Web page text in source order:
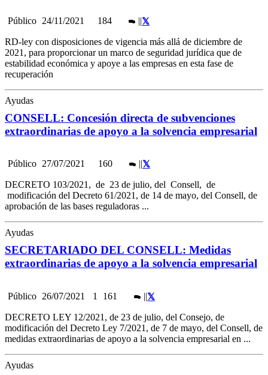
Público 24/11/2021 184 ||
RD-ley con disposiciones de vigencia más allá de diciembre de
2021, para proporcionar un marco de seguridad jurídica que de
estabilidad económica y apoye a las empresas en esta fase de
recuperación
Ayudas
CONSELL: Concesión directa de subvenciones
extraordinarias de apoyo a la solvencia empresarial
Público 27/07/2021 160 ||
DECRETO 103/2021, de 23 de julio, del Consell, de
modificación del Decreto 61/2021, de 14 de mayo, del Consell, de
aprobación de las bases reguladoras ...
Ayudas
SECRETARIADO DEL CONSELL: Medidas
extraordinarias de apoyo a la solvencia empresarial
Público 26/07/2021 1 161 ||
DECRETO LEY 12/2021, de 23 de julio, del Consejo, de
modificación del Decreto Ley 7/2021, de 7 de mayo, del Consell, de
medidas extraordinarias de apoyo a la solvencia empresarial en ...
Ayudas